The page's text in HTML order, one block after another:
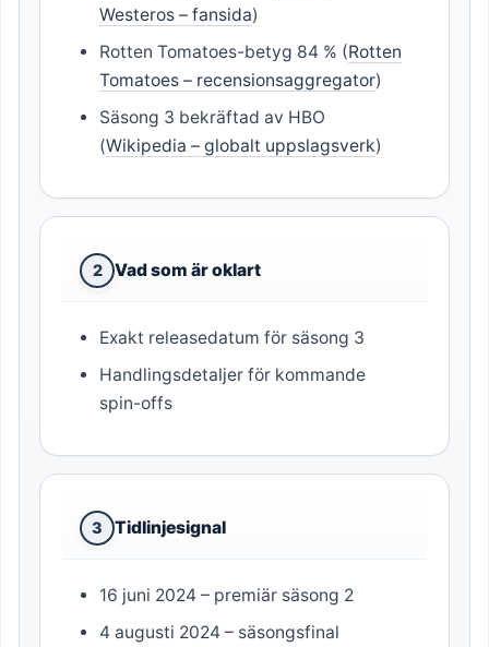
Westeros – fansida)
Rotten Tomatoes-betyg 84 % (Rotten
Tomatoes – recensionsaggregator)
Säsong 3 bekräftad av HBO
(Wikipedia – globalt uppslagsverk)
2 Vad som är oklart
Exakt releasedatum för säsong 3
Handlingsdetaljer för kommande
spin-offs
3 Tidlinjesignal
16 juni 2024 – premiär säsong 2
4 augusti 2024 – säsongsfinal